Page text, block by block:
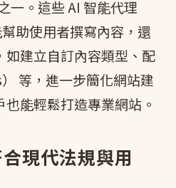
一。這些 AI 智能代理
助使用者撰寫內容，還
如建立自訂內容類型、配
等，進一步簡化網站建
能輕鬆打造專業網站。
現代法規與用